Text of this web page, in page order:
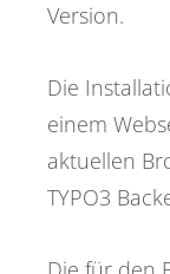
Version.
Die
einem
aktuellen
TYPO3